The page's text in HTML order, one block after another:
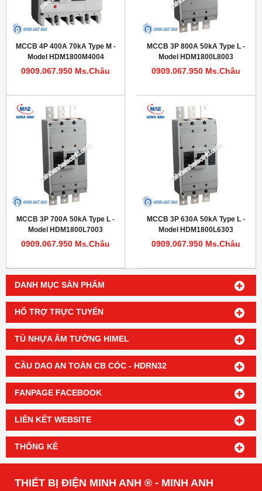
DANH MỤC SẢN PHẨM
HỔ TRỢ TRỰC TUYẾN
TỦ NHỰA ÂM TƯỜNG HIMEL
CẦU DAO AN TOÀN CB CÓC - HDRN32
FANPAGE FACEBOOK
LIÊN KẾT WEBSITE
THỐNG KÊ
MCCB 4P 400A 70kA Type M -
Model HDM1800M4004
0909.067.950 Ms.Châu
MCCB 3P 800A 50kA Type L -
Model HDM1800L8003
0909.067.950 Ms.Châu
MCCB 3P 700A 50kA Type L -
Model HDM1800L7003
0909.067.950 Ms.Châu
MCCB 3P 630A 50kA Type L -
Model HDM1800L6303
0909.067.950 Ms.Châu
THIẾT BỊ ĐIỆN MINH ANH ® - MINH ANH